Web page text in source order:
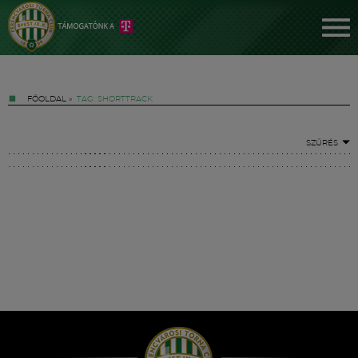
FŐOLDAL » TAG: SHORTTRACK
SZŰRÉS
Hírek